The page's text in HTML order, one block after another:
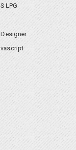
LPG
Designer